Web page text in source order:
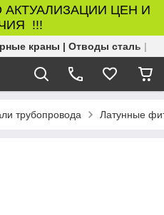
ЦЕН И
!!!
краны | Отводы сталь |
трубопровода Латунные